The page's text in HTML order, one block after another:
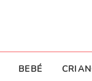
BEBÉ